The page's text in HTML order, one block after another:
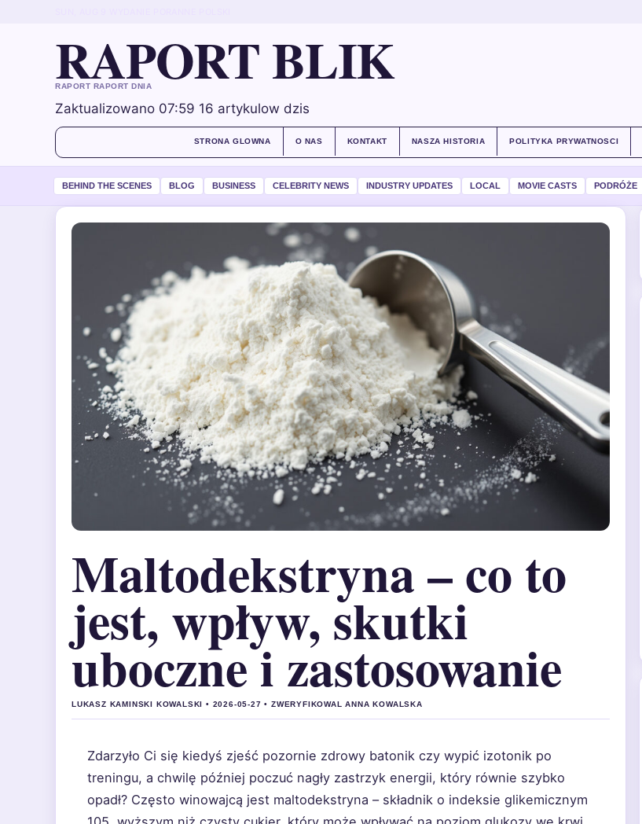
RAPORT BLIK
RAPORT RAPORT DNIA
Zaktualizowano 07:59 16 artykulow dzis
STRONA GLOWNA O NAS KONTAKT NASZA HISTORIA POLITYKA PRYWATNOSCI
BEHIND THE SCENES BLOG BUSINESS CELEBRITY NEWS INDUSTRY UPDATES LOCAL MOVIE CASTS PODRÓŻE
Maltodekstryna – co to
jest, wpływ, skutki
uboczne i zastosowanie
LUKASZ KAMINSKI KOWALSKI • 2026-05-27 • ZWERYFIKOWAL ANNA KOWALSKA
Zdarzyło Ci się kiedyś zjeść pozornie zdrowy batonik czy wypić izotonik po
treningu, a chwilę później poczuć nagły zastrzyk energii, który równie szybko
opadł? Często winowajcą jest maltodekstryna – składnik o indeksie glikemicznym